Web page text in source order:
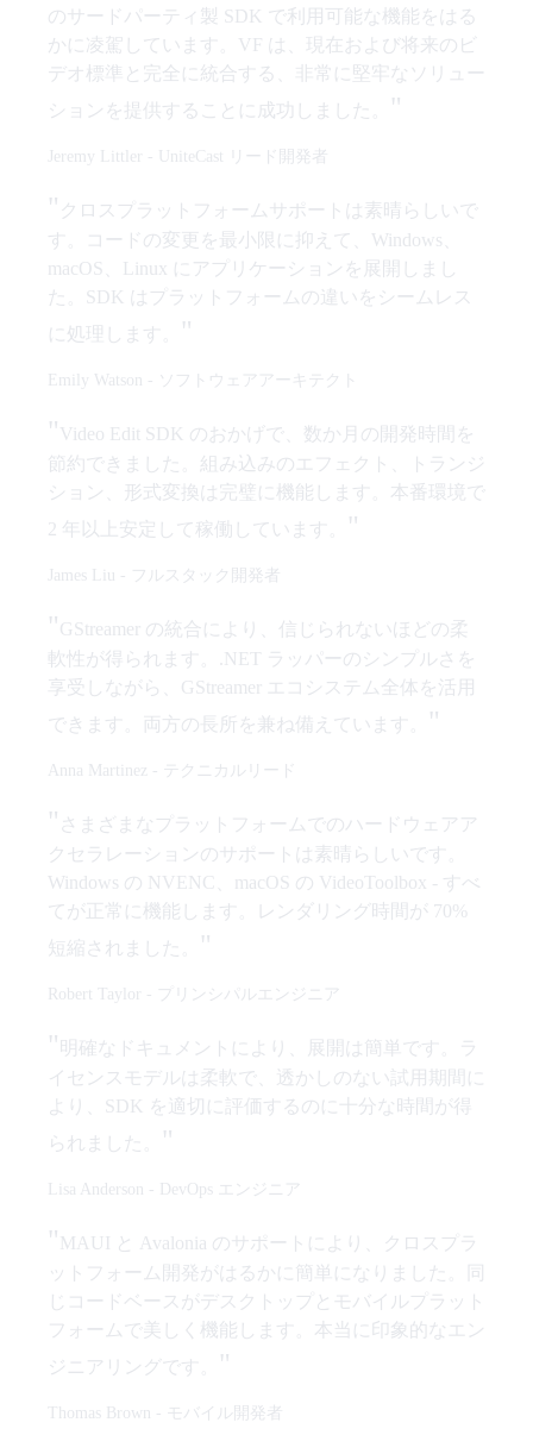
のサードパーティ製 SDK で利用可能な機能をはる
かに凌駕しています。VF は、現在および将来のビ
デオ標準と完全に統合する、非常に堅牢なソリュー
ションを提供することに成功しました。
"
Jeremy Littler - UniteCast リード開発者
" クロスプラットフォームサポートは素晴らしいで
す。コードの変更を最小限に抑えて、Windows、
macOS、Linux にアプリケーションを展開しまし
た。SDK はプラットフォームの違いをシームレス
に処理します。
"
Emily Watson - ソフトウェアアーキテクト
" Video Edit SDK のおかげで、数か月の開発時間を
節約できました。組み込みのエフェクト、トランジ
ション、形式変換は完璧に機能します。本番環境で
2 年以上安定して稼働しています。
"
James Liu - フルスタック開発者
"GStreamer の統合により、信じられないほどの柔
軟性が得られます。.NET ラッパーのシンプルさを
享受しながら、GStreamer エコシステム全体を活用
できます。両方の長所を兼ね備えています。
"
Anna Martinez - テクニカルリード
" さまざまなプラットフォームでのハードウェアア
クセラレーションのサポートは素晴らしいです。
Windows の NVENC、macOS の VideoToolbox - すべ
てが正常に機能します。レンダリング時間が 70%
短縮されました。
"
Robert Taylor - プリンシパルエンジニア
" 明確なドキュメントにより、展開は簡単です。ラ
イセンスモデルは柔軟で、透かしのない試用期間に
より、SDK を適切に評価するのに十分な時間が得
られました。
"
Lisa Anderson - DevOps エンジニア
" MAUI と Avalonia のサポートにより、クロスプラ
ットフォーム開発がはるかに簡単になりました。同
じコードベースがデスクトップとモバイルプラット
フォームで美しく機能します。本当に印象的なエン
ジニアリングです。
"
Thomas Brown - モバイル開発者